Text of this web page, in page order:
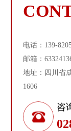
电话：139-
邮箱：
地址：四川省
1606
咨